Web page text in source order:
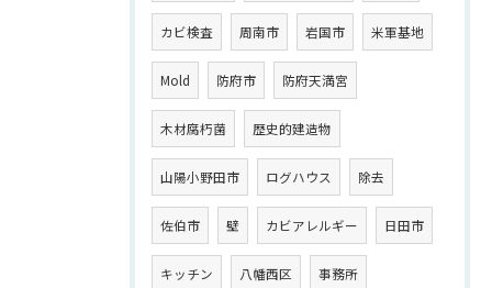
カビ検査 周南市 岩国市 米軍基地
Mold 防府市 防府天満宮
木材腐朽菌 歴史的建造物
山陽小野田市 ログハウス 除去
佐伯市 壁 カビアレルギー 日田市
キッチン 八幡西区 事務所